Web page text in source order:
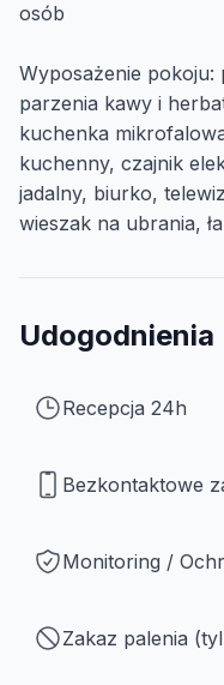
osób
Wyposażenie pokoju:
parzenia kawy i
kuchenka
kuchenny, czajnik
jadalny, biurko,
wieszak na ubrania,
Udogodnienia
Recepcja 24h
Bezkontaktowe
Monitoring /
Zakaz palenia